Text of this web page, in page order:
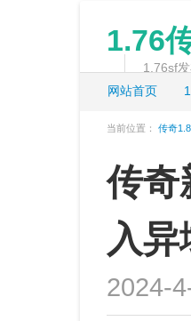
1.76
1.76sf
网站首页
当前位置： 传奇
传奇
入
2024-